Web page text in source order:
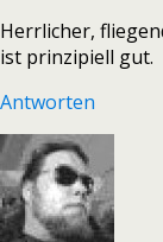
Herrlicher,
ist prinzipiell gut.
Antworten